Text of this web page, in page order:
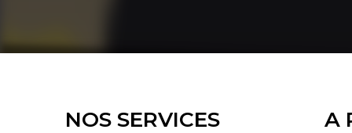
NOS SERVICES A